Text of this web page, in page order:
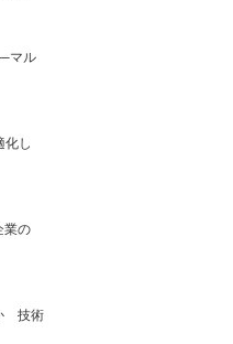
マル
化し
業の
技術